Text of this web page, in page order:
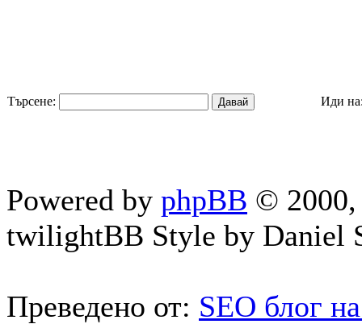
Търсене: Иди
Powered by phpBB © 2000,
twilightBB Style by Daniel
Преведено от: SEO блог